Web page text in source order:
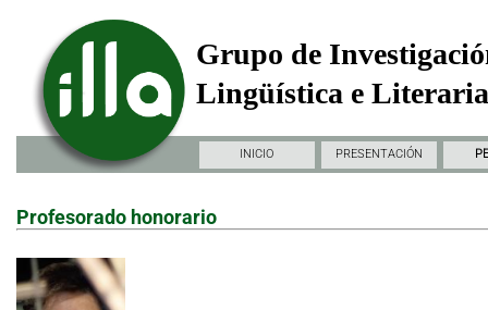
Grupo de
Lingüística e
INICIO PRESENTACIÓN
Profesorado honorario